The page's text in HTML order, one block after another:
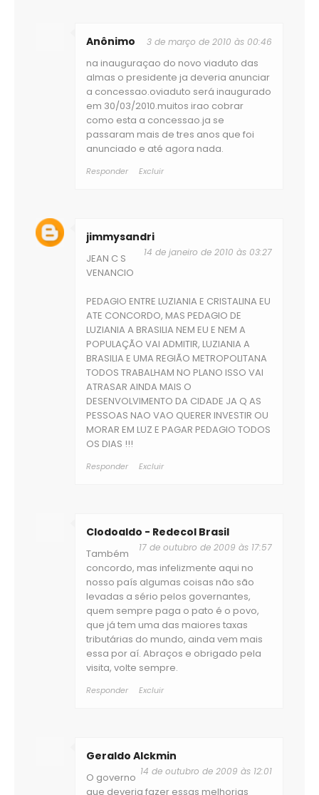
Geraldo Alckmin
14 de outubro de 2009 às 12:01
O governo
que deveria fazer essas melhorias
Clodoaldo - Redecol Brasil
17 de outubro de 2009 às 17:57
Também
concordo, mas infelizmente aqui no
nosso país algumas coisas não são
levadas a sério pelos governantes,
quem sempre paga o pato é o povo,
que já tem uma das maiores taxas
tributárias do mundo, ainda vem mais
essa por aí. Abraços e obrigado pela
visita, volte sempre.
Responder Excluir
jimmysandri
14 de janeiro de 2010 às 03:27
JEAN C S
VENANCIO
PEDAGIO ENTRE LUZIANIA E CRISTALINA EU
ATE CONCORDO, MAS PEDAGIO DE
LUZIANIA A BRASILIA NEM EU E NEM A
POPULAÇÃO VAI ADMITIR, LUZIANIA A
BRASILIA E UMA REGIÃO METROPOLITANA
TODOS TRABALHAM NO PLANO ISSO VAI
ATRASAR AINDA MAIS O
DESENVOLVIMENTO DA CIDADE JA Q AS
PESSOAS NAO VAO QUERER INVESTIR OU
MORAR EM LUZ E PAGAR PEDAGIO TODOS
OS DIAS !!!
Responder Excluir
Anônimo 3 de março de 2010 às 00:46
na inauguraçao do novo viaduto das
almas o presidente ja deveria anunciar
a concessao.oviaduto será inaugurado
em 30/03/2010.muitos irao cobrar
como esta a concessao.ja se
passaram mais de tres anos que foi
anunciado e até agora nada.
Responder Excluir